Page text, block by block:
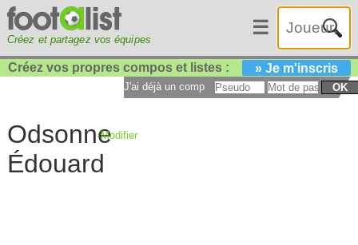
Créez et partagez vos équipes
☰
Créez vos propres compos et listes : » Je m'inscris
J'ai déjà un compte : OK
Odsonne
Édouard
Modifier